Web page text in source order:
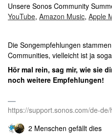
Unsere Sonos Community
YouTube, Amazon Music, Apple
Die Songempfehlungen
Communities, vielleicht ist ja
Hör mal rein, sag mir, wie sie
noch weitere Empfehlungen!
https://support.sonos.com/de-de/
2 Menschen gefällt dies